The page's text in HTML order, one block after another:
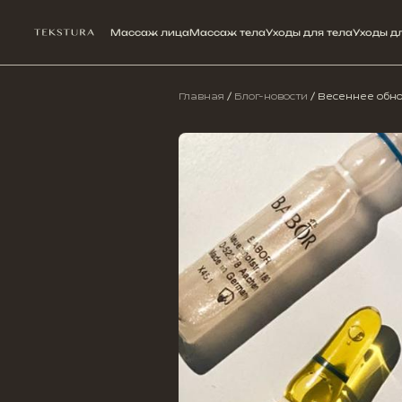
Массаж лицаМассаж телаУходы для телаУходы
Главная / Блог-новости / Весеннее